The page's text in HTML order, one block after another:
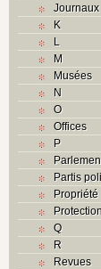
Journaux
K
L
M
Musées
N
O
Offices
P
Partis
Propriété
Q
R
Revues